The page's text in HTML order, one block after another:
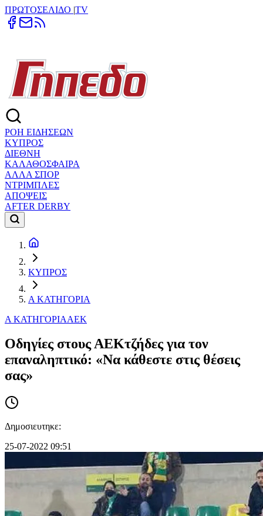
ΠΡΩΤΟΣΕΛΙΔΟ |TV
ΡΟΗ ΕΙΔΗΣΕΩΝ
ΚΥΠΡΟΣ
ΔΙΕΘΝΗ
ΚΑΛΑΘΟΣΦΑΙΡΑ
ΑΛΛΑ ΣΠΟΡ
ΝΤΡΙΜΠΛΕΣ
ΑΠΟΨΕΙΣ
AFTER DERBY
ΚΥΠΡΟΣ
Α ΚΑΤΗΓΟΡΙΑ
Α ΚΑΤΗΓΟΡΙΑΑΕΚ
Οδηγίες στους ΑΕΚτζήδες για τον
επαναληπτικό: «Να κάθεστε στις θέσεις
σας»
Δημοσιευτηκε:
25-07-2022 09:51